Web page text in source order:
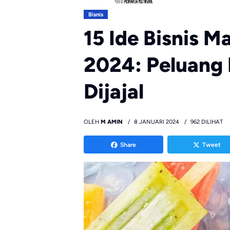
Bisnis
15 Ide Bisnis
2024:
Dijajal
OLEH M AMIN 8 JANUARI 2024 962 DILIHAT
Share Tweet